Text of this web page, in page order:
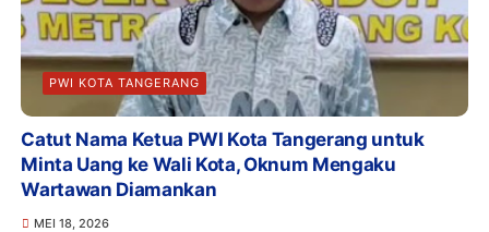
PWI KOTA TANGERANG
Catut Nama Ketua PWI Kota Tangerang untuk
Minta Uang ke Wali Kota, Oknum Mengaku
Wartawan Diamankan
MEI 18, 2026